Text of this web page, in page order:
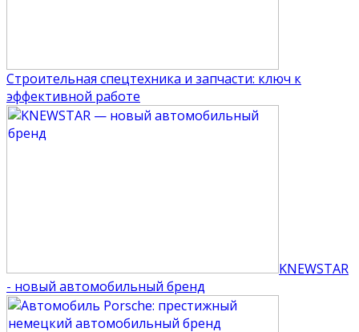
Строительная спецтехника и запчасти: ключ к
эффективной работе
KNEWSTAR
- новый автомобильный бренд